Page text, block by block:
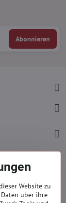
Abonnieren
Website zu
über ihre